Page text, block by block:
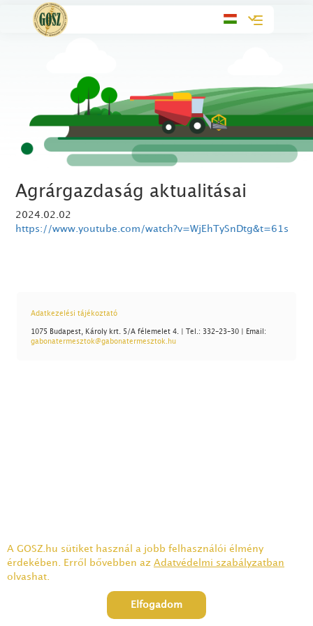
Toggle
Agrárgazdaság aktualitásai
2024.02.02
https://www.youtube.com/watch?v=WjEhTySnDtg&t=61s
Adatkezelési tájékoztató
1075 Budapest, Károly krt. 5/A félemelet 4. | Tel.: 332-23-30 | Email:
gabonatermesztok@gabonatermesztok.hu
A GOSZ.hu sütiket használ a jobb felhasználói élmény
érdekében. Erről bővebben az Adatvédelmi szabályzatban
olvashat.
Elfogadom